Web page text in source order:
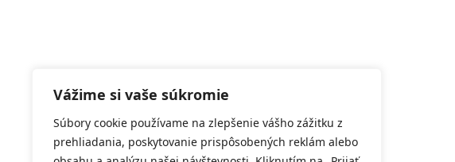
Vážime si vaše súkromie
Súbory cookie používame na zlepšenie vášho zážitku z
prehliadania, poskytovanie prispôsobených reklám alebo